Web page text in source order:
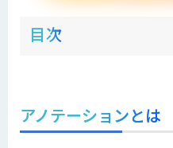
目次
アノテーションとは